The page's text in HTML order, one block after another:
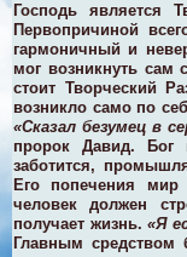
Господь является
Первопричиной
гармоничный и
мог возникнуть сам
стоит Творческий
возникло само по
«Сказал безумец в
пророк Давид.
заботится,
Его попечения
человек должен
получает жизнь.«Я
Главным средством